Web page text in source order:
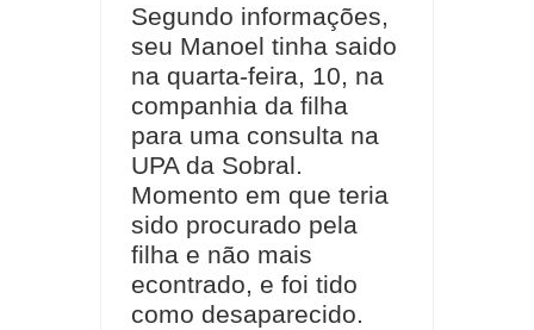
Segundo informações,
seu Manoel tinha saido
na quarta-feira, 10, na
companhia da filha
para uma consulta na
UPA da Sobral.
Momento em que teria
sido procurado pela
filha e não mais
econtrado, e foi tido
como desaparecido.